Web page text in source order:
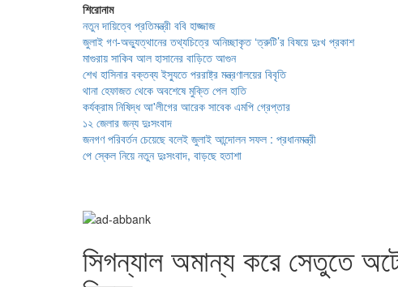
শিরোনাম
নতুন দায়িত্বে প্রতিমন্ত্রী ববি হাজ্জাজ
জুলাই গণ-অভ্যুত্থানের তথ্যচিত্রে অনিচ্ছাকৃত ‘ত্রুটি’র বিষয়ে দুঃখ প্রকাশ
মাগুরায় সাকিব আল হাসানের বাড়িতে আগুন
শেখ হাসিনার বক্তব্য ইস্যুতে পররাষ্ট্র মন্ত্রণালয়ের বিবৃতি
থানা হেফাজত থেকে অবশেষে মুক্তি পেল হাতি
কর্যক্রাম নিষিদ্ধ আ'লীগের আরেক সাবেক এমপি গ্রেপ্তার
১২ জেলার জন্য দুঃসংবাদ
জনগণ পরিবর্তন চেয়েছে বলেই জুলাই আন্দোলন সফল : প্রধানমন্ত্রী
পে স্কেল নিয়ে নতুন দুঃসংবাদ, বাড়ছে হতাশা
সিগন্যাল অমান্য করে সেতুতে